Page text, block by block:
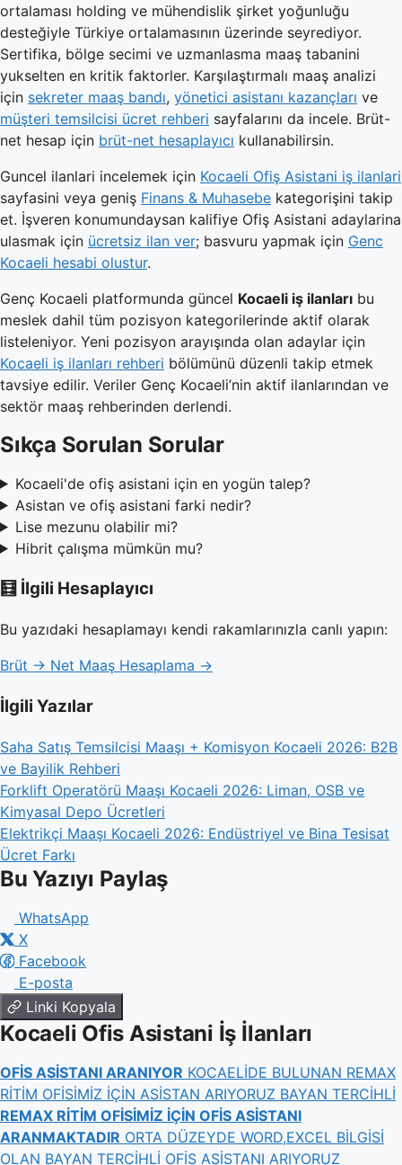
ortalaması holding ve mühendislik şirket yoğunluğu
desteğiyle Türkiye ortalamasının üzerinde seyrediyor.
Sertifika, bölge secimi ve uzmanlasma maaş tabanini
yukselten en kritik faktorler. Karşılaştırmalı maaş analizi
için sekreter maaş bandı, yönetici asistanı kazançları ve
müşteri temsilcisi ücret rehberi sayfalarını da incele. Brüt-
net hesap için brüt-net hesaplayıcı kullanabilirsin.
Guncel ilanlari incelemek için Kocaeli Ofiş Asistani iş ilanlari
sayfasini veya geniş Finans & Muhasebe kategorişini takip
et. İşveren konumundaysan kalifiye Ofiş Asistani adaylarina
ulasmak için ücretsiz ilan ver; basvuru yapmak için Genc
Kocaeli hesabi olustur.
Genç Kocaeli platformunda güncel Kocaeli iş ilanları bu
meslek dahil tüm pozisyon kategorilerinde aktif olarak
listeleniyor. Yeni pozisyon arayışında olan adaylar için
Kocaeli iş ilanları rehberi bölümünü düzenli takip etmek
tavsiye edilir. Veriler Genç Kocaeli’nin aktif ilanlarından ve
sektör maaş rehberinden derlendi.
Sıkça Sorulan Sorular
Kocaeli'de ofiş asistani için en yogün talep?
Asistan ve ofiş asistani farki nedir?
Lise mezunu olabilir mi?
Hibrit çalışma mümkün mu?
🧮 İlgili Hesaplayıcı
Bu yazıdaki hesaplamayı kendi rakamlarınızla canlı yapın:
Brüt → Net Maaş Hesaplama →
İlgili Yazılar
Saha Satış Temsilcisi Maaşı + Komisyon Kocaeli 2026: B2B
ve Bayilik Rehberi
Forklift Operatörü Maaşı Kocaeli 2026: Liman, OSB ve
Kimyasal Depo Ücretleri
Elektrikçi Maaşı Kocaeli 2026: Endüstriyel ve Bina Tesisat
Ücret Farkı
Bu Yazıyı Paylaş
WhatsApp
X
Facebook
E-posta
Linki Kopyala
Kocaeli Ofis Asistani İş İlanları
OFİS ASİSTANI ARANIYOR KOCAELİDE BULUNAN REMAX
RİTİM OFİSİMİZ İÇİN ASİSTAN ARIYORUZ BAYAN TERCİHLİ
REMAX RİTİM OFİSİMİZ İÇİN OFİS ASİSTANI
ARANMAKTADIR ORTA DÜZEYDE WORD,EXCEL BİLGİSİ
OLAN BAYAN TERCİHLİ OFİS ASİSTANI ARIYORUZ